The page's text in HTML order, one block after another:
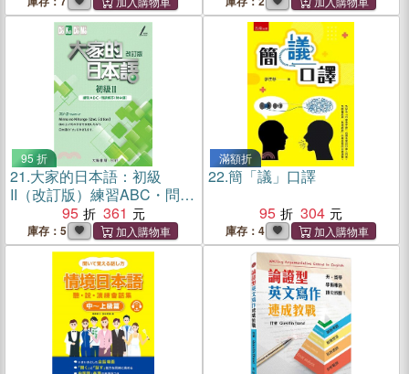
95 折
21.大家的日本語：初級
II（改訂版）練習ABC・問題
解答（附中譯）
95 361
庫存：5
滿額折
22.簡「議」口譯
95
304
庫存：4